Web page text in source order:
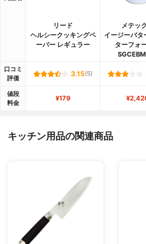
リード
ヘルシークッキングペ
ーパー レギュラー
メテッ
イージーバタ
ターフォ
口コミ
評価
3.15(5)
値段
料金
¥179
キッチン用品の関連商品